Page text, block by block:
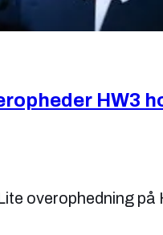
HW3
overophedning